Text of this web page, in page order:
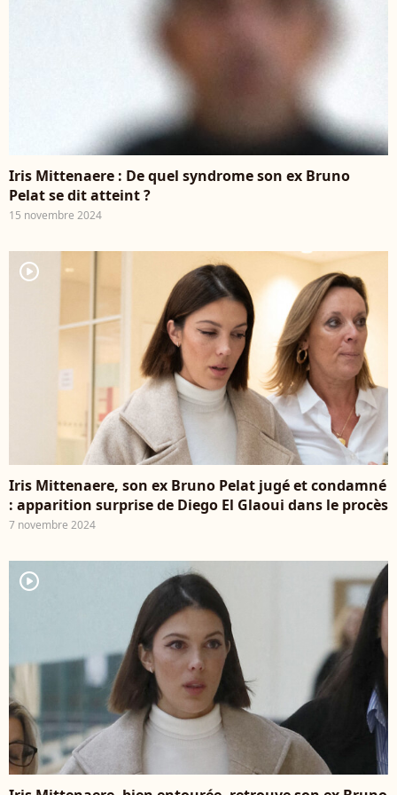
Iris Mittenaere : De quel syndrome son ex Bruno
Pelat se dit atteint ?
15 novembre 2024
player2
Iris Mittenaere, son ex Bruno Pelat jugé et condamné
: apparition surprise de Diego El Glaoui dans le procès
7 novembre 2024
player2